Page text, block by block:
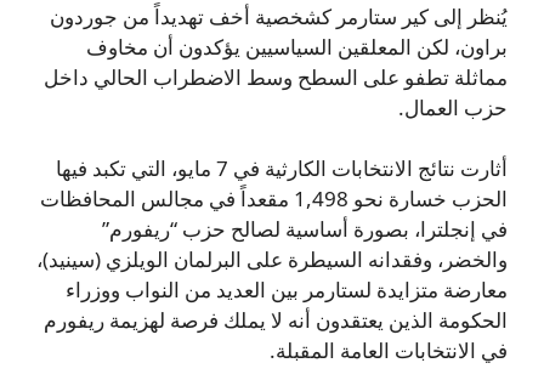
يُنظر إلى كير ستارمر كشخصية أخف تهديداً من جوردون
براون، لكن المعلقين السياسيين يؤكدون أن مخاوف
مماثلة تطفو على السطح وسط الاضطراب الحالي داخل
حزب العمال.
أثارت نتائج الانتخابات الكارثية في 7 مايو، التي تكبد فيها
الحزب خسارة نحو 1,498 مقعداً في مجالس المحافظات
في إنجلترا، بصورة أساسية لصالح حزب “ريفورم”
والخضر، وفقدانه السيطرة على البرلمان الويلزي (سينيد)،
معارضة متزايدة لستارمر بين العديد من النواب ووزراء
الحكومة الذين يعتقدون أنه لا يملك فرصة لهزيمة ريفورم
في الانتخابات العامة المقبلة.